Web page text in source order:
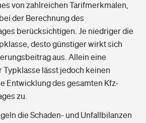
von zahlreichen Tarifmerkmalen,
der Berechnung des
berücksichtigen. Je niedriger die
desto günstiger wirkt sich
aus. Allein eine
Typklasse lässt jedoch keinen
Entwicklung des gesamten Kfz-
zu.
die Schaden- und Unfallbilanzen